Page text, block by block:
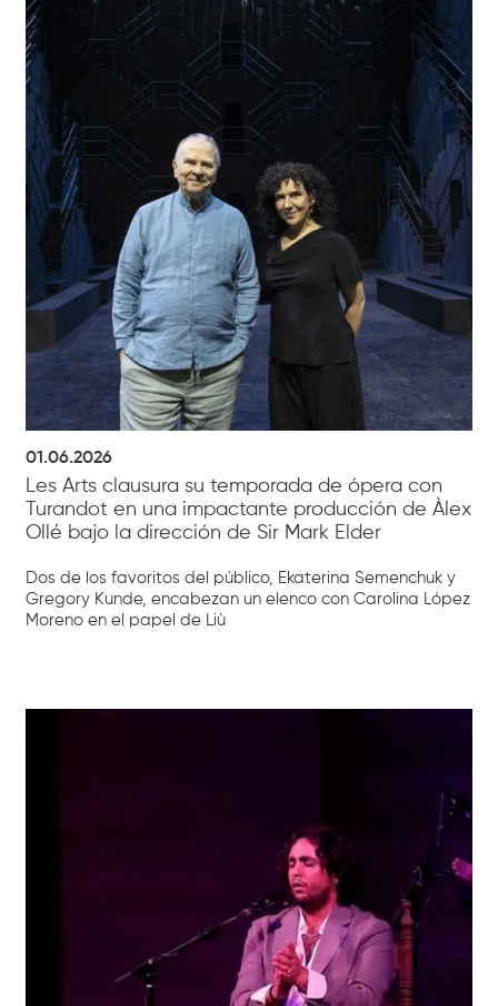
01.06.2026
Les Arts clausura su temporada de ópera con
Turandot en una impactante producción de Àlex
Ollé bajo la dirección de Sir Mark Elder
Dos de los favoritos del público, Ekaterina Semenchuk y
Gregory Kunde, encabezan un elenco con Carolina López
Moreno en el papel de Liù